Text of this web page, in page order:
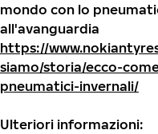
mondo con lo
all'avanguardia
https://
siamo/storia/ecco-
pneumatici-invernali/
Ulteriori informazioni: